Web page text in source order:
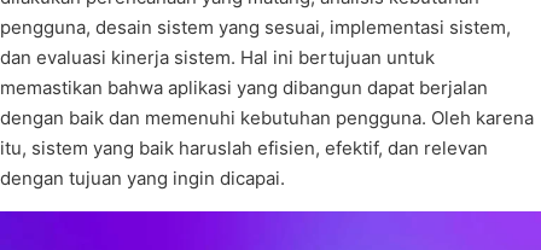
pengguna, desain sistem yang sesuai, implementasi sistem,
dan evaluasi kinerja sistem. Hal ini bertujuan untuk
memastikan bahwa aplikasi yang dibangun dapat berjalan
dengan baik dan memenuhi kebutuhan pengguna. Oleh karena
itu, sistem yang baik haruslah efisien, efektif, dan relevan
dengan tujuan yang ingin dicapai.